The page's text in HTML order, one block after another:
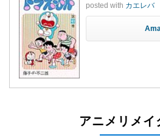
posted with カエレバ
アニメリメイ